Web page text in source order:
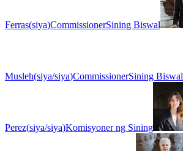
Ferras(siya)CommissionerSining Biswal
Musleh(siya/siya)CommissionerSining Biswal
Perez(siya/siya)Komisyoner ng Sining